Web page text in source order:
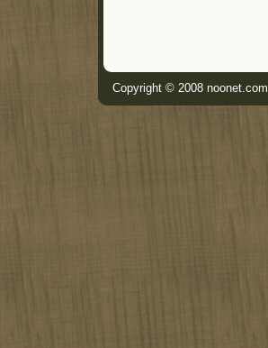
Copyright © 2008 noonet.com